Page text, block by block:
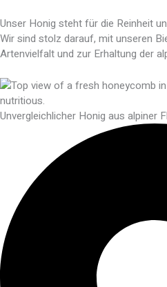
Unser Honig steht für die Reinheit
Wir sind stolz darauf, mit unseren
Artenvielfalt und zur Erhaltung der
Unvergleichlicher Honig aus alpiner